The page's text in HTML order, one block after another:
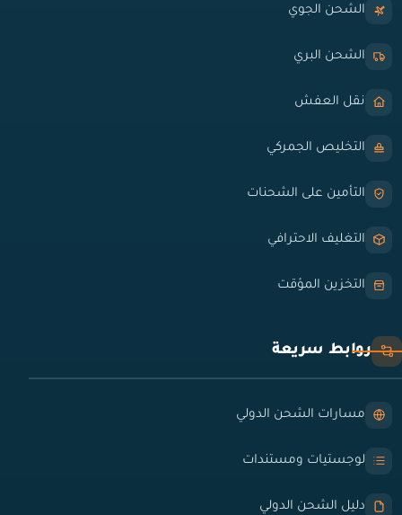
الشحن الجوي
الشحن البري
نقل العفش
التخليص الجمركي
التأمين على الشحنات
التغليف الاحترافي
التخزين المؤقت
روابط سريعة
مسارات الشحن الدولي
لوجستيات ومستندات
دليل الشحن الدولي